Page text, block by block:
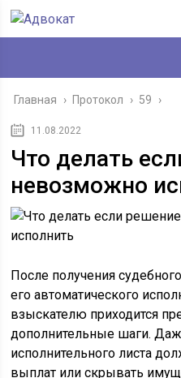
Главная › Протокол › 59 ›
11.08.2022
Что делать
невозможно
После получения
его автоматического
взыскателю приходится
дополнительные шаги.
исполнительного листа
выплат или скрывать